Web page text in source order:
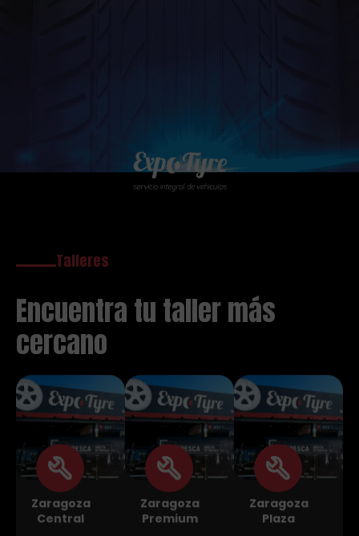
Talleres
Encuentra tu taller más
cercano
Zaragoza
Central
Zaragoza
Premium
Zaragoza
Plaza